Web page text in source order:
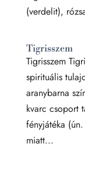
(verdelit),
Tigrisszem
Tigrisszem
spirituális
aranybarna
kvarc csoport
fényjátéka
miatt...